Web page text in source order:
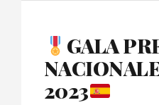
GALA
2023